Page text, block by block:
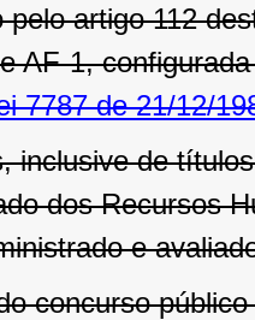
artigo 112
AF-1,
7787 de 21/12/
inclusive de
dos Recursos
e
concurso